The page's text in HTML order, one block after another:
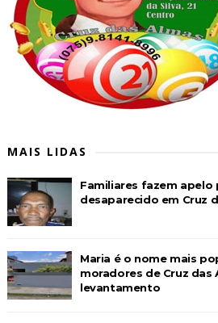
MAIS LIDAS
Familiares fazem apelo
desaparecido em Cruz
Maria é o nome mais
moradores de Cruz das
levantamento